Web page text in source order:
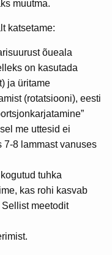
muutma.
katsetame:
õueala
on kasutada
ja üritame
(rotatsiooni), eesti
me uttesid ei
7-8 lammast vanuses
tuhka
kas rohi kasvab
meetodit